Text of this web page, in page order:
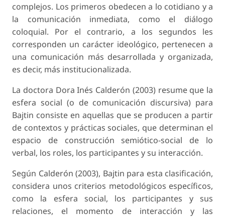
complejos. Los primeros obedecen a lo cotidiano y a
la comunicación inmediata, como el diálogo
coloquial. Por el contrario, a los segundos les
corresponden un carácter ideológico, pertenecen a
una comunicación más desarrollada y organizada,
es decir, más institucionalizada.
La doctora Dora Inés Calderón (2003) resume que la
esfera social (o de comunicación discursiva) para
Bajtin consiste en aquellas que se producen a partir
de contextos y prácticas sociales, que determinan el
espacio de construcción semiótico-social de lo
verbal, los roles, los participantes y su interacción.
Según Calderón (2003), Bajtin para esta clasificación,
considera unos criterios metodológicos específicos,
como la esfera social, los participantes y sus
relaciones, el momento de interacción y las